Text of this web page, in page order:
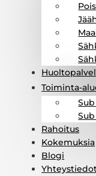
Toiminta-
Rahoitus
Kokemuksia
Blogi